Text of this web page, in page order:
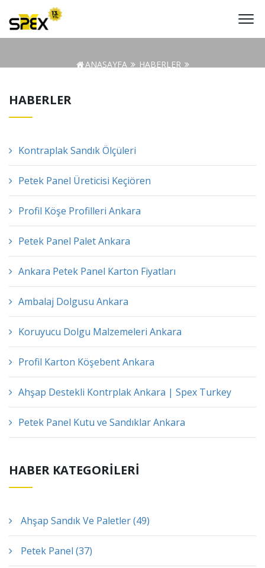
ANASAYFA HABERLER
Ankara Hassas Malzeme Ambalajlama
HABERLER
Kontraplak Sandık Ölçüleri
Petek Panel Üreticisi Keçiören
Profil Köşe Profilleri Ankara
Petek Panel Palet Ankara
Ankara Petek Panel Karton Fiyatları
Ambalaj Dolgusu Ankara
Koruyucu Dolgu Malzemeleri Ankara
Profil Karton Köşebent Ankara
Ahşap Destekli Kontrplak Ankara | Spex Turkey
Petek Panel Kutu ve Sandıklar Ankara
HABER KATEGORİLERİ
Ahşap Sandık Ve Paletler (49)
Petek Panel (37)